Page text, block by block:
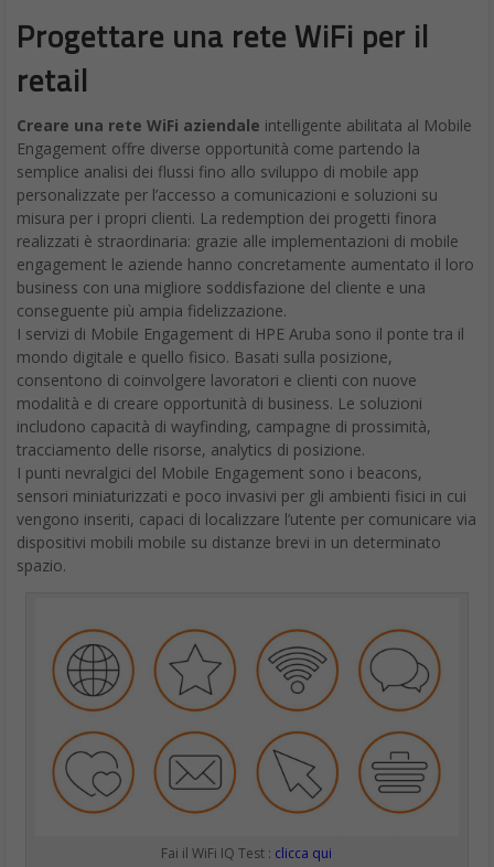
Progettare una rete WiFi per il
retail
Creare una rete WiFi aziendale intelligente abilitata al Mobile
Engagement offre diverse opportunità come partendo la
semplice analisi dei flussi fino allo sviluppo di mobile app
personalizzate per l’accesso a comunicazioni e soluzioni su
misura per i propri clienti. La redemption dei progetti finora
realizzati è straordinaria: grazie alle implementazioni di mobile
engagement le aziende hanno concretamente aumentato il loro
business con una migliore soddisfazione del cliente e una
conseguente più ampia fidelizzazione.
I servizi di Mobile Engagement di HPE Aruba sono il ponte tra il
mondo digitale e quello fisico. Basati sulla posizione,
consentono di coinvolgere lavoratori e clienti con nuove
modalità e di creare opportunità di business. Le soluzioni
includono capacità di wayfinding, campagne di prossimità,
tracciamento delle risorse, analytics di posizione.
I punti nevralgici del Mobile Engagement sono i beacons,
sensori miniaturizzati e poco invasivi per gli ambienti fisici in cui
vengono inseriti, capaci di localizzare l’utente per comunicare via
dispositivi mobili mobile su distanze brevi in un determinato
spazio.
Fai il WiFi IQ Test : clicca qui